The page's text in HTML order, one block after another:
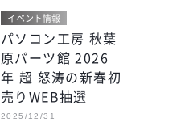
イベント情報
パソコン工房 秋葉
原パーツ館 2026
年 超 怒涛の新春初
売りWEB抽選
2025/12/31